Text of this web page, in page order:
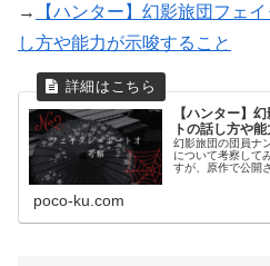
→
【ハンター】幻影旅団フェ
し方や能力が示唆すること
【ハンター】
トの話し方や
幻影旅団の団員ナ
について考察して
すが、原作で公開
poco-ku.com